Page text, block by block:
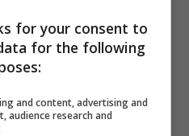
oggi in
tsunami a
molta paura e
Un
for your consent to
for the following
and content, advertising and
audience research and